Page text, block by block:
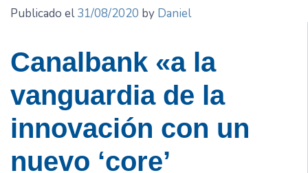
Publicado el31/08/2020 by Daniel
Canalbank «a la
vanguardia de la
innovación con un
nuevo ‘core’